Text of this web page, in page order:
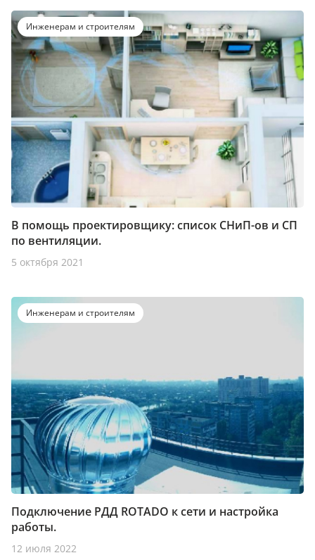
Инженерам и строителям
В помощь проектировщику: список СНиП-ов и СП
по вентиляции.
5 октября 2021
Инженерам и строителям
Подключение РДД ROTADO к сети и настройка
работы.
12 июля 2022